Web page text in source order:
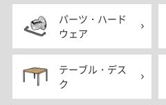
パーツ・ハード
ウェア
テーブル・デス
ク